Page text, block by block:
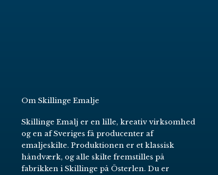
Om Skillinge Emalje
Skillinge Emalj er en lille, kreativ virksomhed
og en af Sveriges få producenter af
emaljeskilte. Produktionen er et klassisk
håndværk, og alle skilte fremstilles på
fabrikken i Skillinge på Österlen. Du er